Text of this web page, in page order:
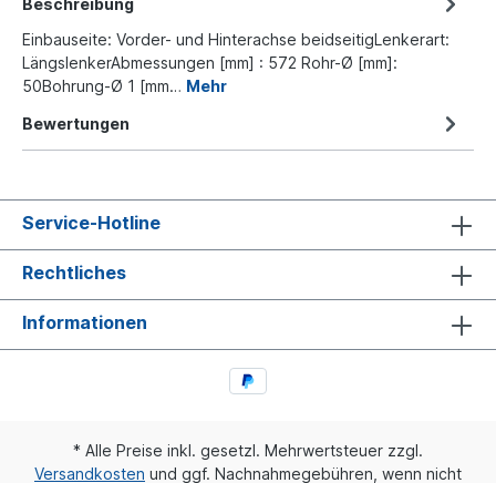
Einbauseite: Vorder- und Hinterachse beidseitigLenkerart:
LängslenkerAbmessungen [mm] : 572 Rohr-Ø [mm]:
50Bohrung-Ø 1 [mm… Mehr
Bewertungen
Service-Hotline
Rechtliches
Informationen
* Alle Preise inkl. gesetzl. Mehrwertsteuer zzgl.
Versandkosten und ggf. Nachnahmegebühren, wenn nicht